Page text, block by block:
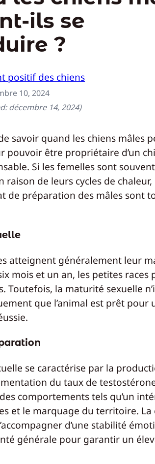
ils se
?
positif des chiens
10, 2024
décembre 14, 2024)
savoir quand les chiens mâles
pouvoir être propriétaire d’un
Si les femelles sont
raison de leurs cycles de chaleur,
de préparation des mâles sont
atteignent généralement leur
mois et un an, les petites races
Toutefois, la maturité sexuelle
que l’animal est prêt pour
se caractérise par la
du taux de
comportements tels qu’un
et le marquage du territoire. La
d’une stabilité
générale pour garantir un